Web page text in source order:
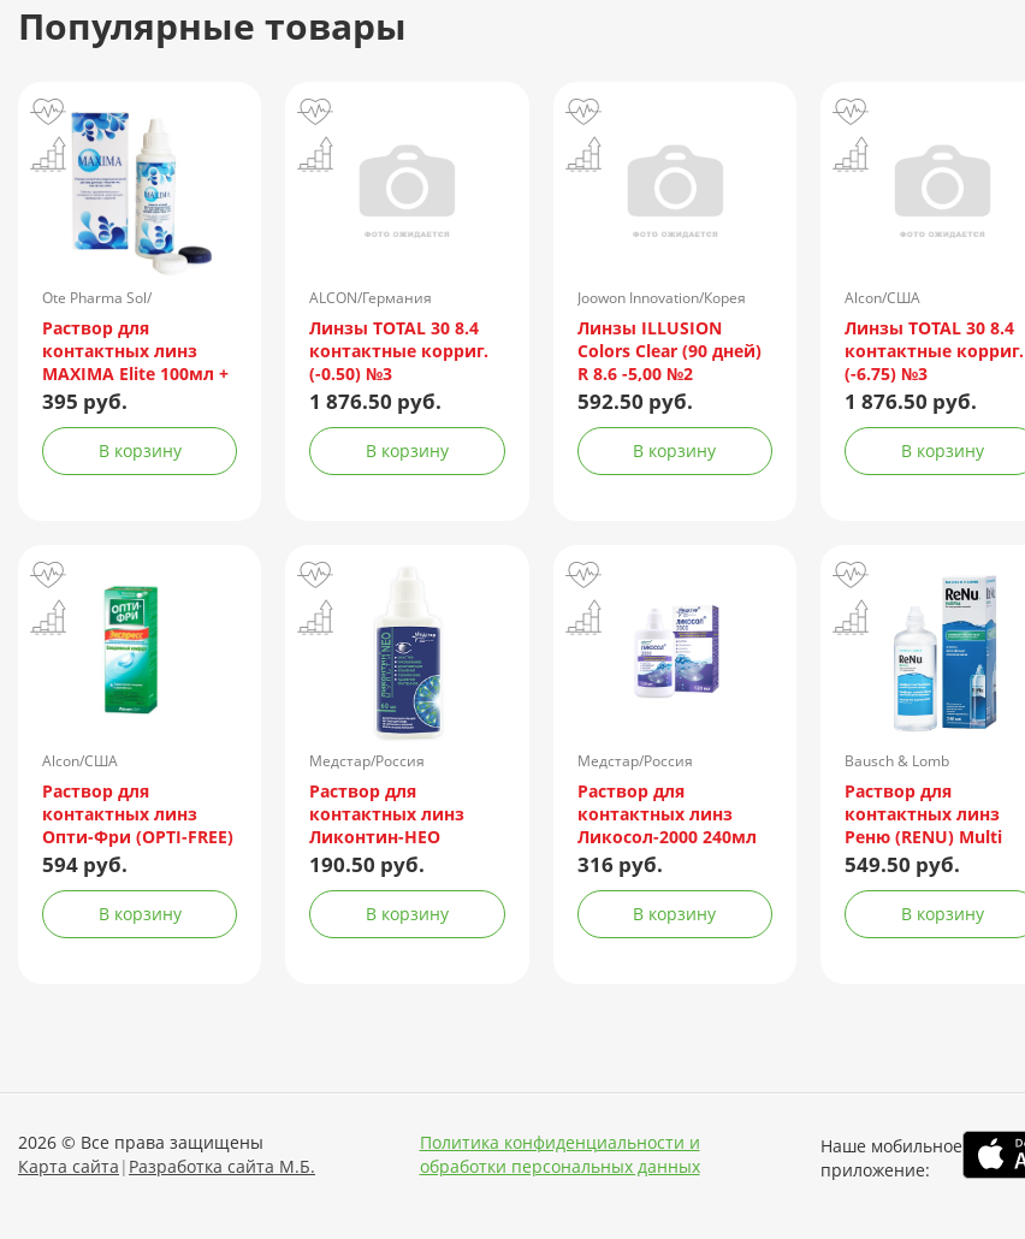
Популярные товары
Ote Pharma Sol/
Нидерланды
Раствор для
контактных линз
MAXIMA Elite 100мл +
контейнер
395 руб.
В корзину
ALCON/Германия
Линзы TOTAL 30 8.4
контактные корриг.
(-0.50) №3
1 876.50 руб.
В корзину
Joowon Innovation/Корея
Линзы ILLUSION
Colors Clear (90 дней)
R 8.6 -5,00 №2
592.50 руб.
В корзину
Alcon/США
Линзы TOTAL 30 8.4
контактные корриг.
(-6.75) №3
1 876.50 руб.
В корзину
Alcon/США
Раствор для
контактных линз
Опти-Фри (OPTI-FREE)
Express 355мл +
контейнер
594 руб.
В корзину
Медстар/Россия
Раствор для
контактных линз
Ликонтин-НЕО
Мульти 60мл
190.50 руб.
В корзину
Медстар/Россия
Раствор для
контактных линз
Ликосол-2000 240мл
316 руб.
В корзину
Bausch & Lomb
Incorporated/Италия
Раствор для
контактных линз
Реню (RENU) Multi
Plus 240мл +
контейнер
549.50 руб.
В корзину
2026 © Все права защищены
Карта сайта | Разработка сайта М.Б.
Политика конфиденциальности и
обработки персональных данных
Наше мобильное
приложение: